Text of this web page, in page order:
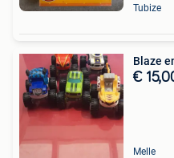
Tubize
Blaze
€
Melle